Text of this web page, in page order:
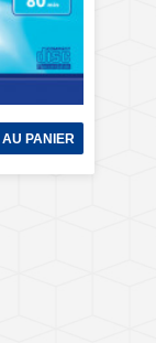
PANIER